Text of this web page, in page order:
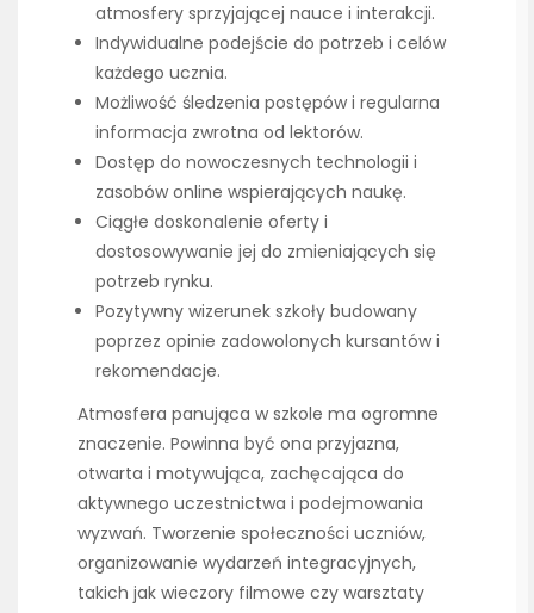
atmosfery sprzyjającej nauce i interakcji.
Indywidualne podejście do potrzeb i celów
każdego ucznia.
Możliwość śledzenia postępów i regularna
informacja zwrotna od lektorów.
Dostęp do nowoczesnych technologii i
zasobów online wspierających naukę.
Ciągłe doskonalenie oferty i
dostosowywanie jej do zmieniających się
potrzeb rynku.
Pozytywny wizerunek szkoły budowany
poprzez opinie zadowolonych kursantów i
rekomendacje.
Atmosfera panująca w szkole ma ogromne
znaczenie. Powinna być ona przyjazna,
otwarta i motywująca, zachęcająca do
aktywnego uczestnictwa i podejmowania
wyzwań. Tworzenie społeczności uczniów,
organizowanie wydarzeń integracyjnych,
takich jak wieczory filmowe czy warsztaty